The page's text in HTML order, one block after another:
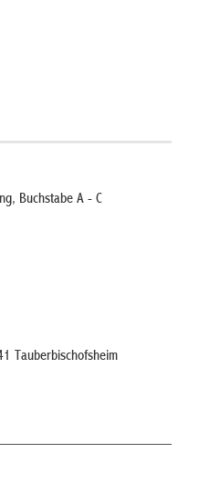
Buchstabe A - C
Tauberbischofsheim